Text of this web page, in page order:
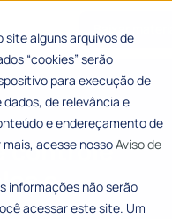
site alguns arquivos de
“cookies” serão
para execução de
de relevância e
e endereçamento de
acesse nossoAviso de
informações não serão
acessar este site. Um
Baixar material
controle
e